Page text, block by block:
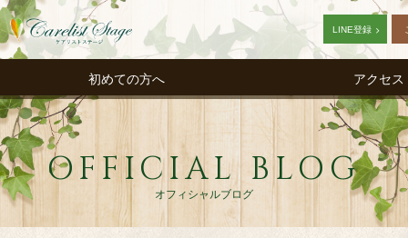
LINE登録
初めての方へ アクセス
OFFICIAL BLOG
オフィシャルブログ